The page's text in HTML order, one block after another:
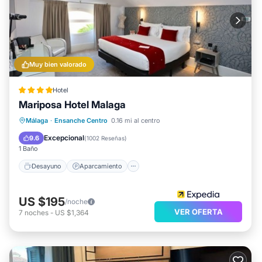
Muy bien valorado
Hotel
Mariposa Hotel Malaga
Málaga · Ensanche Centro 0.16 mi al centro
9.6 Excepcional(1002 Reseñas)
1 Baño
Desayuno Aparcamiento
Desayuno
Aparcamiento
Balcón/Terraza
US $195/noche
7 noches - US $1,364 VER OFERTA